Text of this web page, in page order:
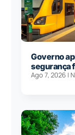
Governo
segurança
Ago 7, 2026 |